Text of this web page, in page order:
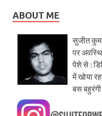
ABOUT ME
सुजीत
पर
पेशे से :
में खोया
बस